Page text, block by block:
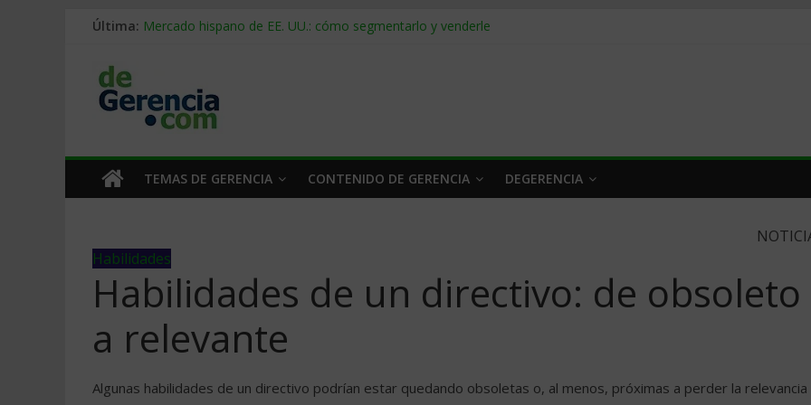
Última: Mercado hispano de EE. UU.: cómo segmentarlo y venderle
IA en selección de personal: cómo auditarla a tiempo
Trabajo forzoso en la cadena de suministro: qué hacer
TEMAS DE GERENCIA CONTENIDO DE GERENCIA DEGERENCIA
Habilidades
Habilidades de un directivo: de obsoleto
a relevante
Algunas habilidades de un directivo podrían estar quedando obsoletas o, al menos, próximas a perder la relevancia